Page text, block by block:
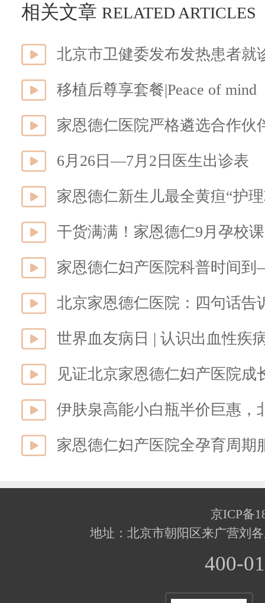
相关文章 RELATED ARTICLES
北京市卫健委发布发热患者就
移植后尊享套餐|Peace of mind
家恩德仁医院严格遴选合作伙
6月26日—7月2日医生出诊表
家恩德仁新生儿最全黄疸“护
干货满满！家恩德仁9月孕校
家恩德仁妇产医院科普时间
北京家恩德仁医院：四句话告
世界血友病日 | 认识出血性疾
见证北京家恩德仁妇产医院成
家恩德仁妇产医院全孕育周期
京ICP备
地址：北京市朝阳区来广营刘
400-